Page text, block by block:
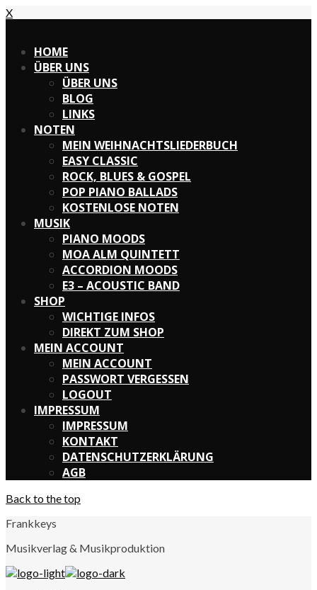
X
HOME
ÜBER UNS
ÜBER UNS
BLOG
LINKS
NOTEN
MEIN WEIHNACHTSLIEDERBUCH
EASY CLASSIC
ROCK, BLUES & GOSPEL
POP PIANO BALLADS
KOSTENLOSE NOTEN
MUSIK
PIANO MOODS
MOA ALM QUINTETT
ACCORDION MOODS
E3 – ACOUSTIC BAND
SHOP
WICHTIGE INFOS
DIREKT ZUM SHOP
MEIN ACCOUNT
MEIN ACCOUNT
PASSWORT VERGESSEN
LOGOUT
IMPRESSUM
IMPRESSUM
KONTAKT
DATENSCHUTZERKLÄRUNG
AGB
Back to the top
Frankkeys
Musikverlag & Musikproduktion